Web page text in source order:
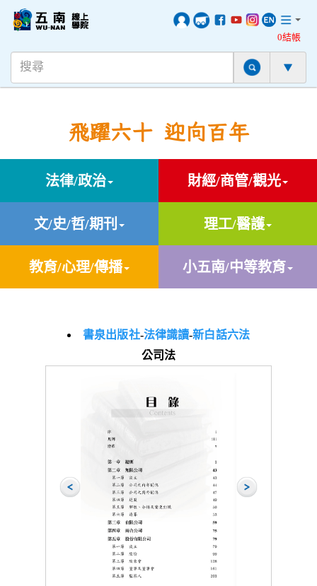
0結帳
飛躍六十 迎向百年
法律/政治 財經/商管/觀光
文/史/哲/期刊 理工/醫護
教育/心理/傳播 小五南/中等教育
書泉出版社-法律識讀-新白話六法
公司法